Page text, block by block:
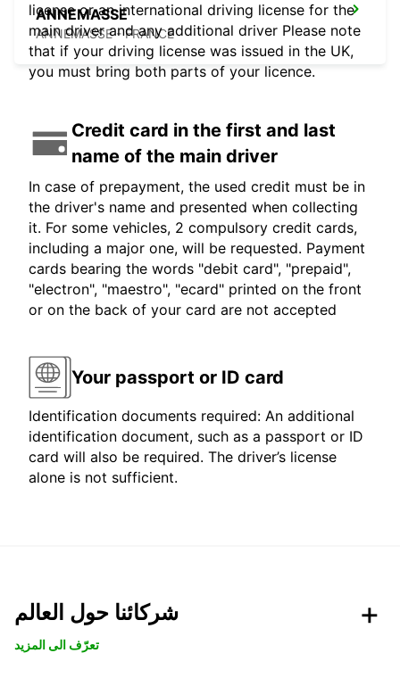
ANNEMASSE
ANNEMASSE - FRANCE
license or an international driving license for the
main driver and any additional driver Please note
that if your driving license was issued in the UK,
you must bring both parts of your licence.
Credit card in the first and last
name of the main driver
In case of prepayment, the used credit must be in
the driver's name and presented when collecting
it. For some vehicles, 2 compulsory credit cards,
including a major one, will be requested. Payment
cards bearing the words "debit card", "prepaid",
"electron", "maestro", "ecard" printed on the front
or on the back of your card are not accepted
Your passport or ID card
Identification documents required: An additional
identification document, such as a passport or ID
card will also be required. The driver’s license
alone is not sufficient.
شركائنا حول العالم
تعرّف الى المزيد